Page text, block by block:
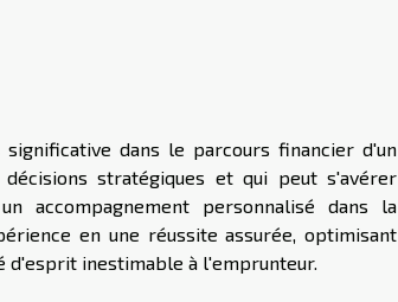
dans le parcours financier d'un
stratégiques et qui peut s'avérer
accompagnement personnalisé dans la
en une réussite assurée, optimisant
inestimable à l'emprunteur.